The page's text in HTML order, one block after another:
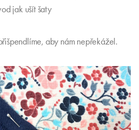
jak ušít šaty
aby nám nepřekážel.